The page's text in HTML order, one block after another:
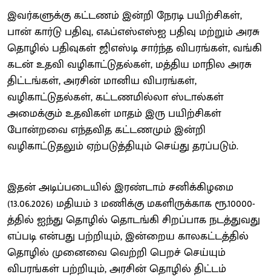
இவர்களுக்கு கட்டணம் இன்றி நேரடி பயிற்சிகள்,
பான் கார்டு பதிவு, எஃப்எஸ்எஸ்ஐ பதிவு மற்றும் அரசு
தொழில் பதிவுகள் ஜிஎஸ்டி சார்ந்த விபரங்கள், வங்கி
கடன் உதவி வழிகாட்டுதல்கள், மத்திய மாநில அரசு
திட்டங்கள், அரசின் மானிய விபரங்கள்,
வழிகாட்டுதல்கள், கட்டணமில்லா ஸ்டால்கள்
அமைக்கும் உதவிகள் மாதம் இரு பயிற்சிகள்
போன்றவை எந்தவித கட்டணமும் இன்றி
வழிகாட்டுதலும் ஏற்படுத்தியும் செய்து தரப்படும்.
இதன் அடிப்படையில் இரண்டாம் சனிக்கிழமை
(13.06.2026) மதியம் 3 மணிக்கு மகளிருக்காக ரூ.10000-
த்தில் ஐந்து தொழில் தொடங்கி சிறப்பாக நடத்துவது
எப்படி என்பது பற்றியும், இன்றைய காலகட்டத்தில்
தொழில் முனைவை வெற்றி பெறச் செய்யும்
விபரங்கள் பற்றியும், அரசின் தொழில் திட்டம்